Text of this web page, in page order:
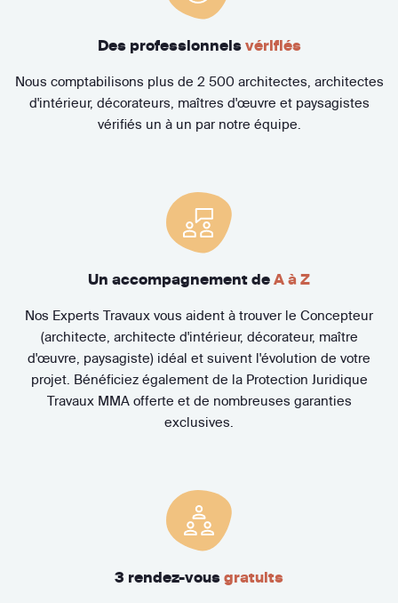
Des professionnels vérifiés
Nous comptabilisons plus de 2 500 architectes, architectes
d'intérieur, décorateurs, maîtres d'œuvre et paysagistes
vérifiés un à un par notre équipe.
Un accompagnement de A à Z
Nos Experts Travaux vous aident à trouver le Concepteur
(architecte, architecte d'intérieur, décorateur, maître
d'œuvre, paysagiste) idéal et suivent l'évolution de votre
projet. Bénéficiez également de la Protection Juridique
Travaux MMA offerte et de nombreuses garanties
exclusives.
3 rendez-vous gratuits